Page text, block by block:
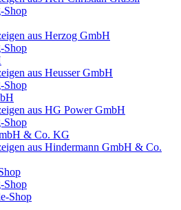
Shop
aus Herzog GmbH
Shop
aus Heusser GmbH
Shop
aus HG Power GmbH
Shop
& Co. KG
aus Hindermann GmbH & Co.
Shop
Shop